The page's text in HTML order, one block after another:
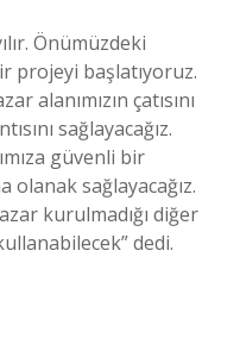
Önümüzdeki
projeyi başlatıyoruz.
alanımızın çatısını
sağlayacağız.
güvenli bir
olanak sağlayacağız.
kurulmadığı diğer
dedi.